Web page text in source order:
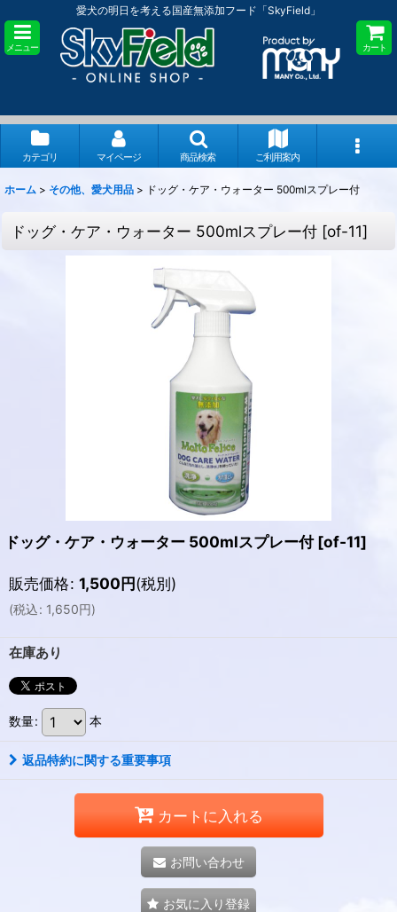
愛犬の明日を考える国産無添加フード「SkyField」
メニュー カート
カテゴリ マイページ 商品検索 ご利用案内
ホーム > その他、愛犬用品 > ドッグ・ケア・ウォーター 500mlスプレー付
ドッグ・ケア・ウォーター 500mlスプレー付 [of-11]
ドッグ・ケア・ウォーター 500mlスプレー付 [of-11]
販売価格: 1,500円(税別)
(税込: 1,650円)
在庫あり
数量: 本
返品特約に関する重要事項
カートに入れる
お問い合わせ
お気に入り登録